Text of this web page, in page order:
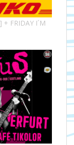
FRIDAY I´M